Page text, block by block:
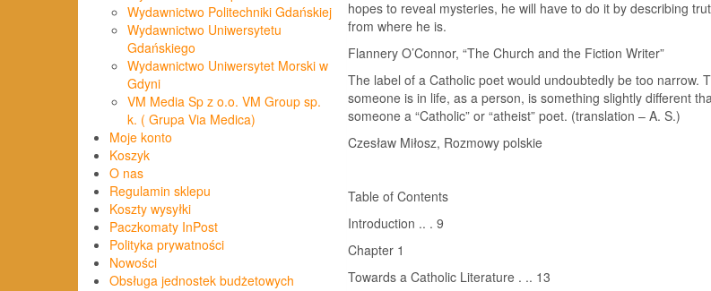
Wydawnictwo Politechniki Gdańskiej
Wydawnictwo Uniwersytetu
Gdańskiego
Wydawnictwo Uniwersytet Morski w
Gdyni
VM Media Sp z o.o. VM Group sp.
k. ( Grupa Via Medica)
Moje konto
Koszyk
O nas
Regulamin sklepu
Koszty wysyłki
Paczkomaty InPost
Polityka prywatności
Nowości
Obsługa jednostek budżetowych
hopes to reveal mysteries, he will have to do it by describing
from where he is.
Flannery O’Connor, “The Church and the Fiction Writer”
The label of a Catholic poet would undoubtedly be too narrow.
someone is in life, as a person, is something slightly different
someone a “Catholic” or “atheist” poet. (translation – A. S.)
Czesław Miłosz, Rozmowy polskie
Table of Contents
Introduction .. . 9
Chapter 1
Towards a Catholic Literature . .. 13